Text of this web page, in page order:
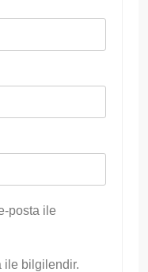
posta ile
ile bilgilendir.